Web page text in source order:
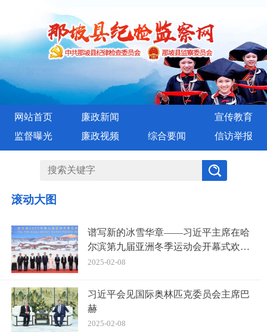
网站首页 廉政新闻
宣传教育
监督曝光
廉政视频 综合要闻 信访举报
滚动大图
谱写新的冰雪华章——习近平主席在哈
尔滨第九届亚洲冬季运动会开幕式欢迎
宴会上的致辞引发广泛共鸣
2025-02-08
习近平会见国际奥林匹克委员会主席巴
赫
2025-02-08